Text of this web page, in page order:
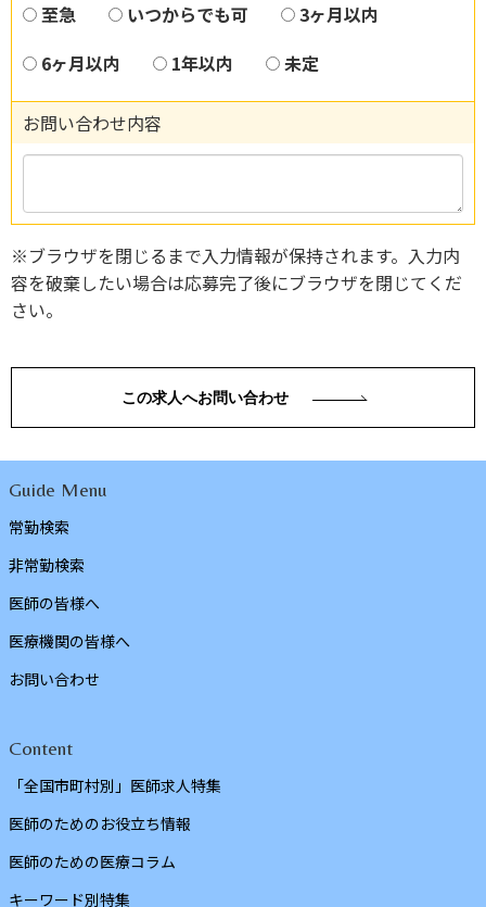
至急 いつからでも可
3ヶ月以内
6ヶ月以内
1年以内 未定
お問い合わせ内容
※ブラウザを閉じるまで入力情報が保持されます。入力内
容を破棄したい場合は応募完了後にブラウザを閉じてくだ
さい。
この求人へお問い合わせ
Guide Menu
常勤検索
非常勤検索
医師の皆様へ
医療機関の皆様へ
お問い合わせ
Content
「全国市町村別」医師求人特集
医師のためのお役立ち情報
医師のための医療コラム
キーワード別特集